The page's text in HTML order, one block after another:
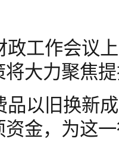
政工作会议
大力聚焦
品以旧换新
金，为这